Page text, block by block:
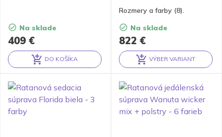
409 €
Na sklade
DO KOŠÍKA
822 €
listu. Podušky sú snímateľné,
prateľné. K dispozícii 8
variant produktov.
Rozmery a farby (8).
Na sklade
VÝBER VARIANT